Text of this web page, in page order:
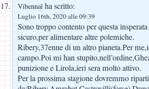
Vibennal ha scritto:
Luglio 16th, 2020 alle 09:39
Sono troppo contento per questa
sicuro,per alimentare altre polemiche.
Ribery,37enne di un altro pianeta.Per
campo.Poi mi han
punizione e Lirola,ieri sera molto attivo.
Per la prossima stagione dovremmo